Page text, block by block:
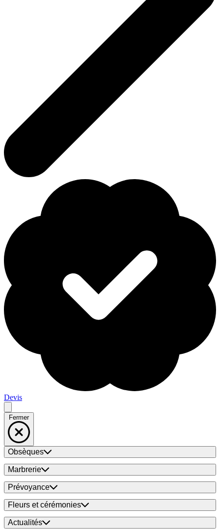
Devis
Fermer
Obsèques
Marbrerie
Prévoyance
Fleurs et cérémonies
Actualités